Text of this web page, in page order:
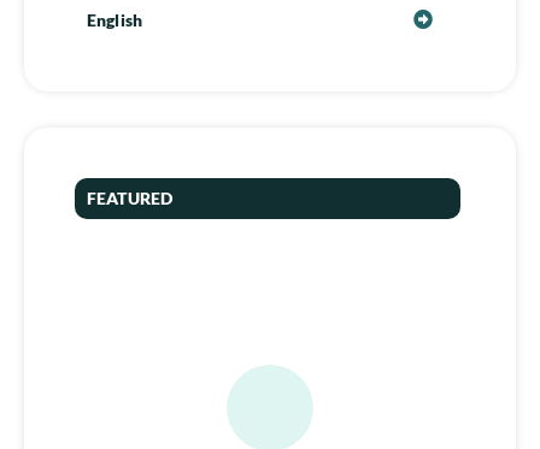
English
FEATURED